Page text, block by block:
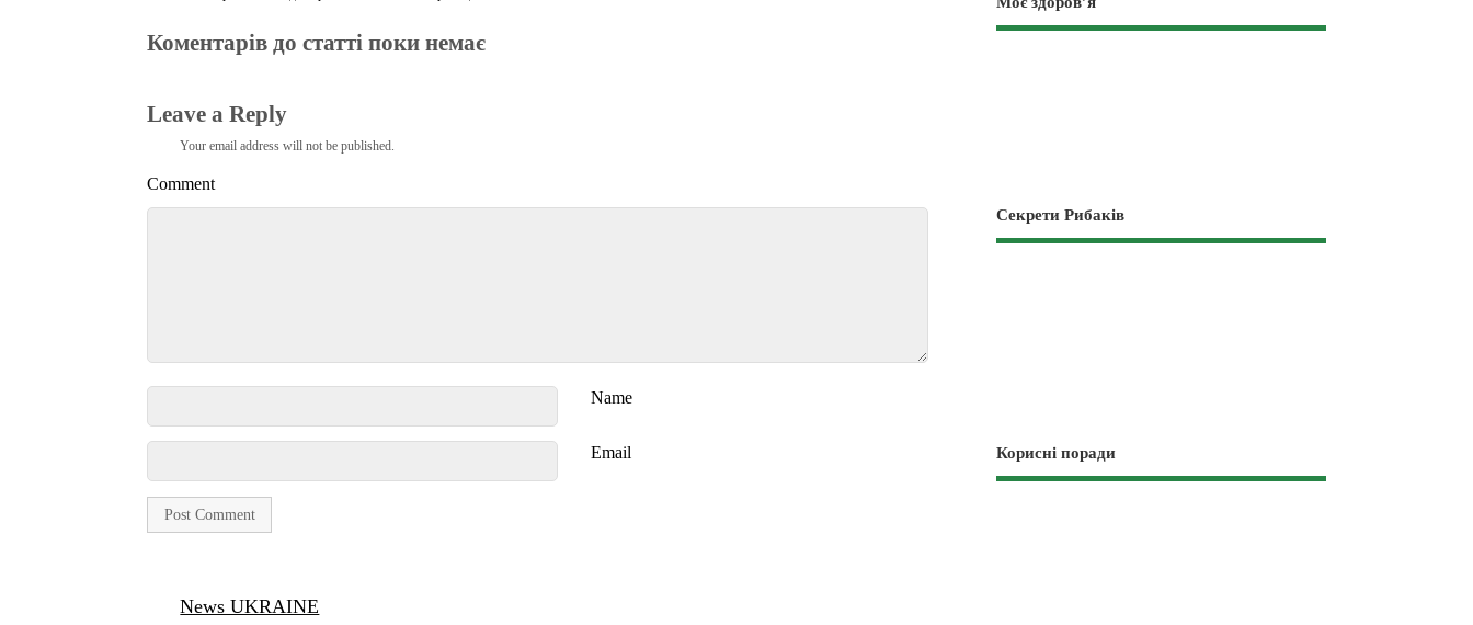
Коментарів до статті поки немає
Leave a Reply
Your email address will not be published.
Comment
Name
Email
News UKRAINE
Секрети Рибаків
Корисні поради